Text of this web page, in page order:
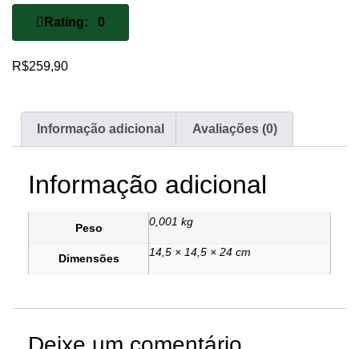
Rating: 0
R$259,90
Informação adicional Avaliações (0)
Informação adicional
Peso 0,001 kg
Dimensões 14,5 × 14,5 × 24 cm